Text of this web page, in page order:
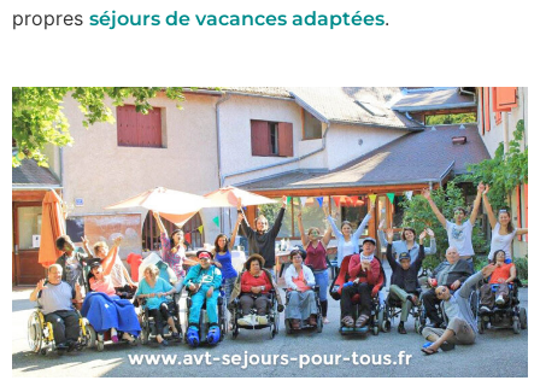
propres séjours de vacances adaptées.